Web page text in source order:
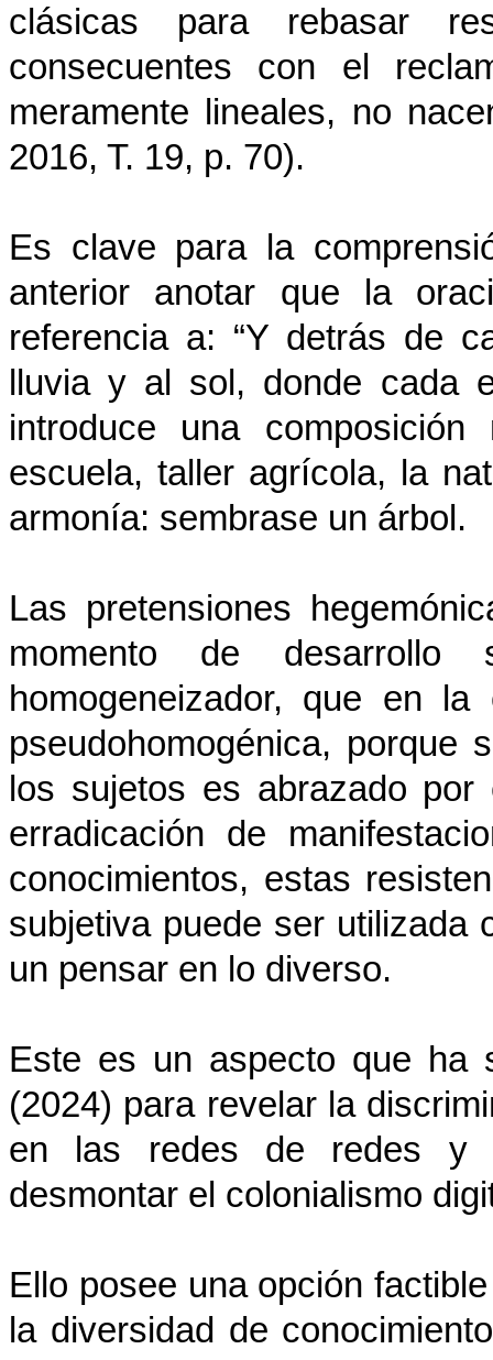
clásicas para rebasar
consecuentes con el
meramente lineales, no
2016, T. 19, p. 70).
Es clave para la
anterior anotar que la
referencia a: “Y detrás de
lluvia y al sol, donde cada
introduce una composición
escuela, taller agrícola, la
armonía: sembrase un árbol.
Las pretensiones
momento de desarrollo
homogeneizador, que en
pseudohomogénica, porque
los sujetos es abrazado
erradicación de
conocimientos, estas
subjetiva puede ser utilizada
un pensar en lo diverso.
Este es un aspecto que ha
(2024) para revelar la
en las redes de redes y
desmontar el colonialismo
Ello posee una opción
la diversidad de